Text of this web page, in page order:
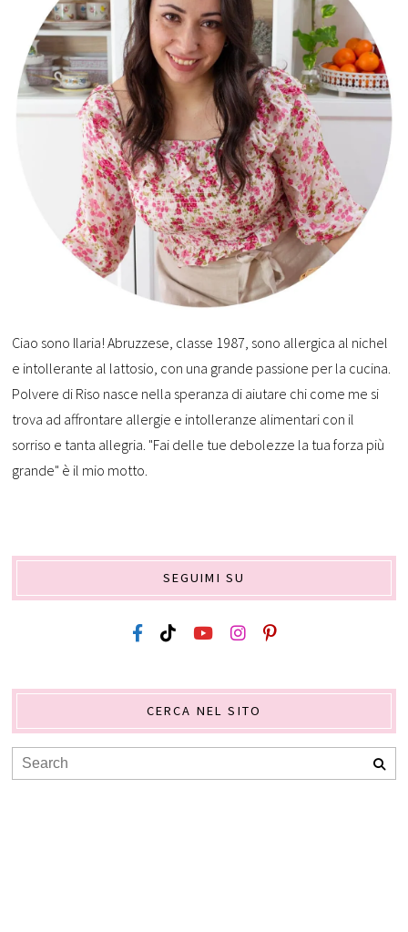
Ciao sono Ilaria! Abruzzese, classe 1987, sono allergica al nichel
e intollerante al lattosio, con una grande passione per la cucina.
Polvere di Riso nasce nella speranza di aiutare chi come me si
trova ad affrontare allergie e intolleranze alimentari con il
sorriso e tanta allegria. "Fai delle tue debolezze la tua forza più
grande" è il mio motto.
SEGUIMI SU
CERCA NEL SITO